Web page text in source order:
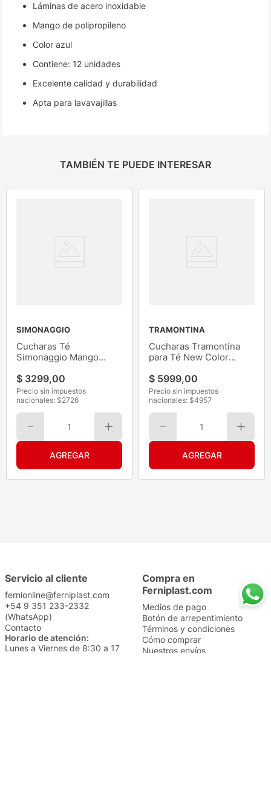
Láminas de acero inoxidable
Mango de polipropileno
Color azul
Contiene: 12 unidades
Excelente calidad y durabilidad
Apta para lavavajillas
TAMBIÉN TE PUEDE INTERESAR
SIMONAGGIO
Cucharas Té
Simonaggio Mango
$ 3299,00
Precio sin impuestos
nacionales: $2726
1
TRAMONTINA
Cucharas Tramontina
para Té New Color
$ 5999,00
Precio sin impuestos
nacionales: $4957
1
Servicio al cliente
fernionline@ferniplast.com
+54 9 351 233-2332
(WhatsApp)
Contacto
Horario de atención:
Lunes a Viernes de 8:30 a 17
Compra en
Ferniplast.com
Medios de pago
Botón de arrepentimiento
Términos y condiciones
Cómo comprar
Nuestros envíos